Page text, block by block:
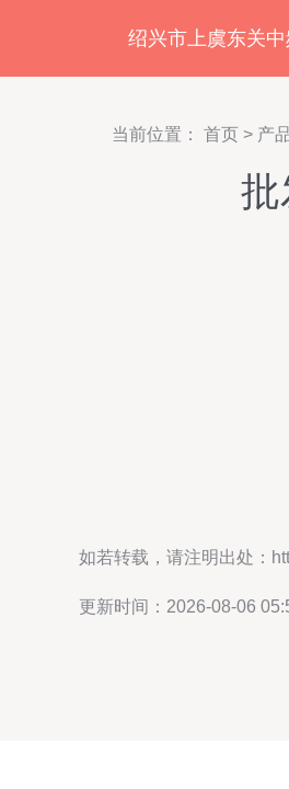
绍兴市上虞东关
当前位置： 首页 > 产
如若转载，请注明出处：
更新时间：2026-08-06